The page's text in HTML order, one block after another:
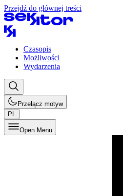
Przejdź do głównej treści
Czasopis
Możliwości
Wydarzenia
Przełącz motyw
PL
Open Menu